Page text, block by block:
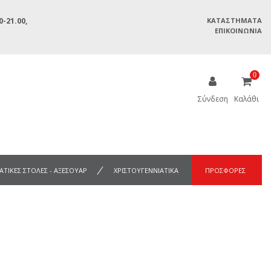
21.00,
ΚΑΤΑΣΤΉΜΑΤΑ
ΕΠΙΚΟΙΝΩΝΊΑ
Σύνδεση
0
Καλάθι
ΣΤΟΛΕΣ - ΑΞΕΣΟΥΑΡ ΧΡΙΣΤΟΥΓΕΝΝΙΑΤΙΚΑ ΠΡΟΣΦΟΡΕΣ